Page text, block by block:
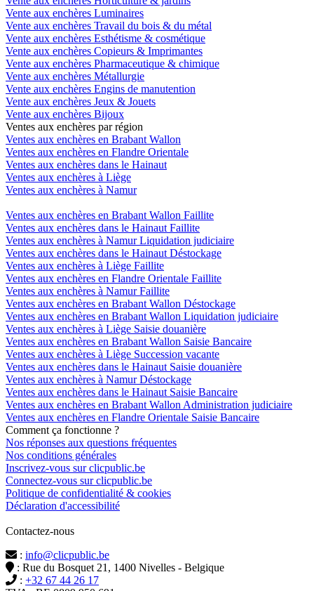
Vente aux enchères Luminaires
Vente aux enchères Travail du bois & du métal
Vente aux enchères Esthétisme & cosmétique
Vente aux enchères Copieurs & Imprimantes
Vente aux enchères Pharmaceutique & chimique
Vente aux enchères Métallurgie
Vente aux enchères Engins de manutention
Vente aux enchères Jeux & Jouets
Vente aux enchères Bijoux
Ventes aux enchères par région
Ventes aux enchères en Brabant Wallon
Ventes aux enchères en Flandre Orientale
Ventes aux enchères dans le Hainaut
Ventes aux enchères à Liège
Ventes aux enchères à Namur
Ventes aux enchères en Brabant Wallon Faillite
Ventes aux enchères dans le Hainaut Faillite
Ventes aux enchères à Namur Liquidation judiciaire
Ventes aux enchères dans le Hainaut Déstockage
Ventes aux enchères à Liège Faillite
Ventes aux enchères en Flandre Orientale Faillite
Ventes aux enchères à Namur Faillite
Ventes aux enchères en Brabant Wallon Déstockage
Ventes aux enchères en Brabant Wallon Liquidation judiciaire
Ventes aux enchères à Liège Saisie douanière
Ventes aux enchères en Brabant Wallon Saisie Bancaire
Ventes aux enchères à Liège Succession vacante
Ventes aux enchères dans le Hainaut Saisie douanière
Ventes aux enchères à Namur Déstockage
Ventes aux enchères dans le Hainaut Saisie Bancaire
Ventes aux enchères en Brabant Wallon Administration judiciaire
Ventes aux enchères en Flandre Orientale Saisie Bancaire
Comment ça fonctionne ?
Nos réponses aux questions fréquentes
Nos conditions générales
Inscrivez-vous sur clicpublic.be
Connectez-vous sur clicpublic.be
Politique de confidentialité & cookies
Déclaration d'accessibilité
Contactez-nous
: info@clicpublic.be
: Rue du Bosquet 21, 1400 Nivelles - Belgique
: +32 67 44 26 17